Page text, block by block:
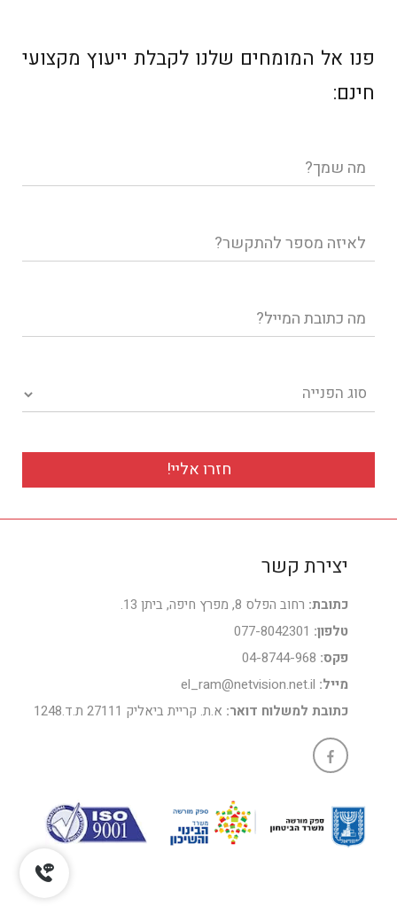
פנו אל המומחים שלנו לקבלת ייעוץ מקצועי
חינם:
שם
מלא
טלפון
דוא"ל
סוג הפנייה
יצירת קשר
כתובת: רחוב הפלס 8, מפרץ חיפה, ביתן 13.
טלפון: 077-8042301
פקס:
מייל:
כתובת למשלוח דואר: א.ת. קריית ביאליק 27111 ת.ד.1248